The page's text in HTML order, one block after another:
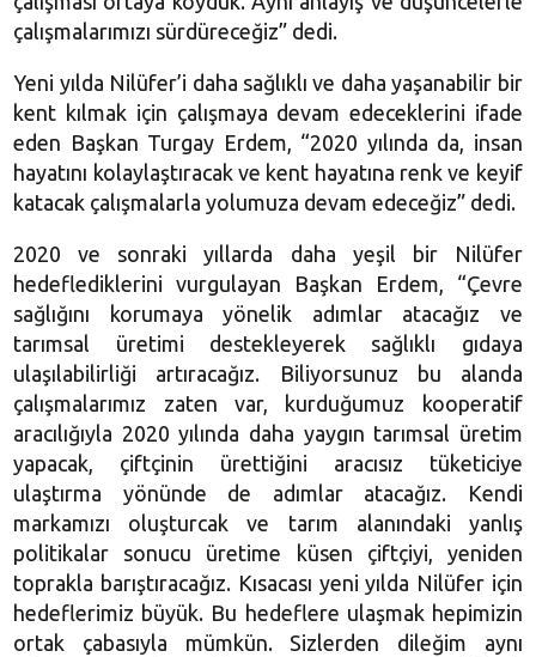
çalışmalarımızı sürdüreceğiz” dedi.
Yeni yılda Nilüfer’i daha sağlıklı ve daha yaşanabilir bir
kent kılmak için çalışmaya devam edeceklerini ifade
eden Başkan Turgay Erdem, “2020 yılında da, insan
hayatını kolaylaştıracak ve kent hayatına renk ve keyif
katacak çalışmalarla yolumuza devam edeceğiz” dedi.
2020 ve sonraki yıllarda daha yeşil bir Nilüfer
hedeflediklerini vurgulayan Başkan Erdem, “Çevre
sağlığını korumaya yönelik adımlar atacağız ve
tarımsal üretimi destekleyerek sağlıklı gıdaya
ulaşılabilirliği artıracağız. Biliyorsunuz bu alanda
çalışmalarımız zaten var, kurduğumuz kooperatif
aracılığıyla 2020 yılında daha yaygın tarımsal üretim
yapacak, çiftçinin ürettiğini aracısız tüketiciye
ulaştırma yönünde de adımlar atacağız. Kendi
markamızı oluşturcak ve tarım alanındaki yanlış
politikalar sonucu üretime küsen çiftçiyi, yeniden
toprakla barıştıracağız. Kısacası yeni yılda Nilüfer için
hedeflerimiz büyük. Bu hedeflere ulaşmak hepimizin
ortak çabasıyla mümkün. Sizlerden dileğim aynı